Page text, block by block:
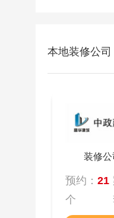
本地装修公司
装修
预约： 21
个